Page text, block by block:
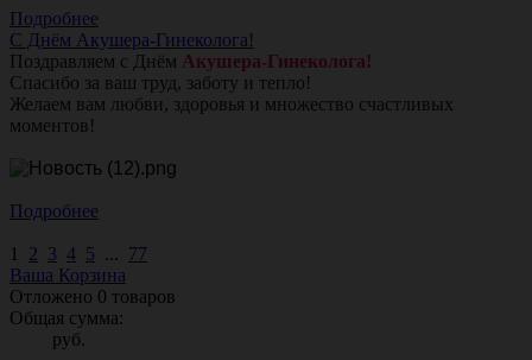
Подробнее
С Днём Акушера-Гинеколога!
Поздравляем с Днём Акушера-Гинеколога!
Спасибо за ваш труд, заботу и тепло!
Желаем вам любви, здоровья и множество счастливых
моментов!
Подробнее
1 2 3 4 5 ... 77
Ваша Корзина
Отложено 0 товаров
Общая сумма:
руб.